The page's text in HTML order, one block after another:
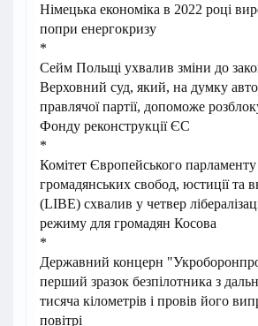
Німецька економіка в 2022 році
попри енергокризу
*
Сейм Польщі ухвалив зміни до
Верховний суд, який, на думку
правлячої партії, допоможе
Фонду реконструкції ЄС
*
Комітет Європейського парламенту
громадянських свобод, юстиції та
(LIBE) схвалив у четвер
режиму для громадян Косова
*
Державний концерн
перший зразок безпілотника з
тисяча кілометрів і провів його
повітрі